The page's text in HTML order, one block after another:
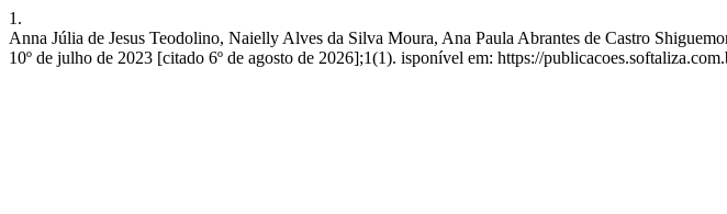
1.
Anna Júlia de Jesus Teodolino, Naielly Alves da Silva Moura, Ana Paula Abrantes de Castro
10º de julho de 2023 [citado 6º de agosto de 2026];1(1). isponível em: https://